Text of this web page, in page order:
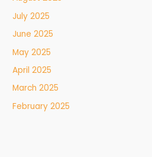
July 2025
June 2025
May 2025
April 2025
March 2025
February 2025